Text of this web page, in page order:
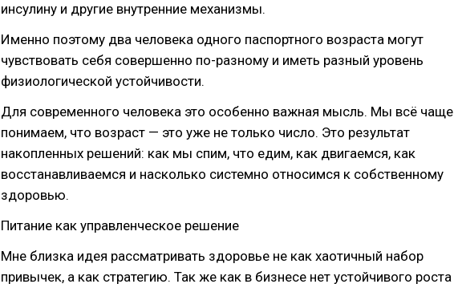
инсулину и другие внутренние механизмы.
Именно поэтому два человека одного паспортного возраста могут
чувствовать себя совершенно по-разному и иметь разный уровень
физиологической устойчивости.
Для современного человека это особенно важная мысль. Мы всё чаще
понимаем, что возраст — это уже не только число. Это результат
накопленных решений: как мы спим, что едим, как двигаемся, как
восстанавливаемся и насколько системно относимся к собственному
здоровью.
Питание как управленческое решение
Мне близка идея рассматривать здоровье не как хаотичный набор
привычек, а как стратегию. Так же как в бизнесе нет устойчивого роста